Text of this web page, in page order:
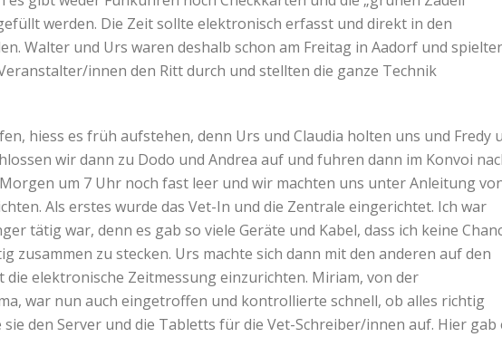
werden. Die Zeit sollte elektronisch erfasst und direkt in den
Walter und Urs waren deshalb schon am Freitag in Aadorf und
innen den Ritt durch und stellten die ganze Technik
hiess es früh aufstehen, denn Urs und Claudia holten uns und Fredy
wir dann zu Dodo und Andrea auf und fuhren dann im Konvoi
um 7 Uhr noch fast leer und wir machten uns unter Anleitung
Als erstes wurde das Vet-In und die Zentrale eingerichtet. Ich war
tätig war, denn es gab so viele Geräte und Kabel, dass ich keine
zusammen zu stecken. Urs machte sich dann mit den anderen auf den
die elektronische Zeitmessung einzurichten. Miriam, von der
war nun auch eingetroffen und kontrollierte schnell, ob alles richtig
den Server und die Tabletts für die Vet-Schreiber/innen auf. Hier gab